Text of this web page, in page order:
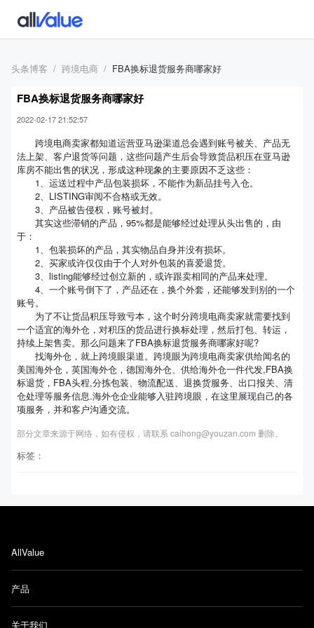
头条博客 跨境电商 FBA换标退货服务商哪家好
FBA换标退货服务商哪家好
2022-02-17 21:52:57
跨境电商卖家都知道运营亚马逊渠道总会遇到账号被关、产品无
法上架、客户退货等问题，这些问题产生后会导致货品积压在亚马逊
库房不能出售的状况，形成这种现象的主要原因不乏这些：
1、运送过程中产品包装损坏，不能作为新品挂号入仓。
2、LISTING审阅不合格或无效。
3、产品被告侵权，账号被封。
其实这些滞销的产品，95%都是能够经过处理从头出售的，由
于：
1、包装损坏的产品，其实物品自身并没有损坏。
2、买家或许仅仅由于个人对外包装的喜爱退货。
3、listing能够经过创立新的，或许跟卖相同的产品来处理。
4、一个账号倒下了，产品还在，换个外套，还能够发到别的一个
账号。
为了不让货品积压导致亏本，这个时分跨境电商卖家就需要找到
一个适宜的海外仓，对积压的货品进行换标处理，然后打包、转运，
持续上架售卖。那么问题来了FBA换标退货服务商哪家好呢?
找海外仓，就上跨境眼渠道。跨境眼为跨境电商卖家供给闻名的
美国海外仓，英国海外仓，德国海外仓、供给海外仓一件代发,FBA换
标退货，FBA头程,分拣包装、物流配送、退换货服务、出口报关、清
仓处理等服务信息.海外仓企业能够入驻跨境眼，在这里展现自己的各
项服务，并和客户沟通交流。
部分文章来源于网络，如有侵权，请联系 caihong@youzan.com 删除。
标签：
AllValue
产品
关于我们